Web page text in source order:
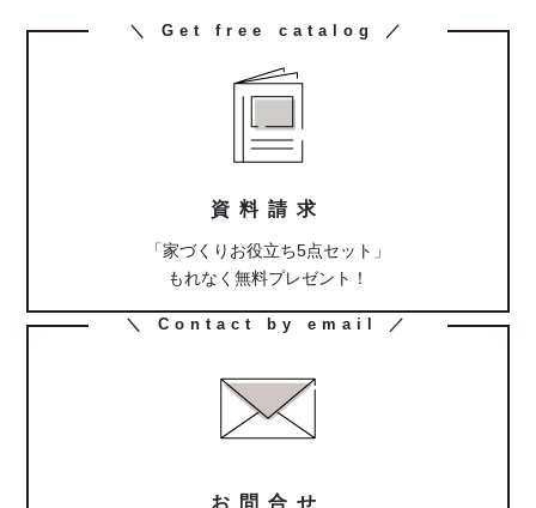
カ
＼ Get free catalog ／
資料請求
「家づくりお役立ち5点セット」
もれなく無料プレゼント！
カ
＼ Contact by email ／
お問合せ